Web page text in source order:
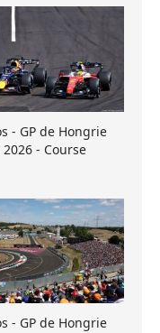
- GP de Hongrie
2026 - Course
- GP de Hongrie